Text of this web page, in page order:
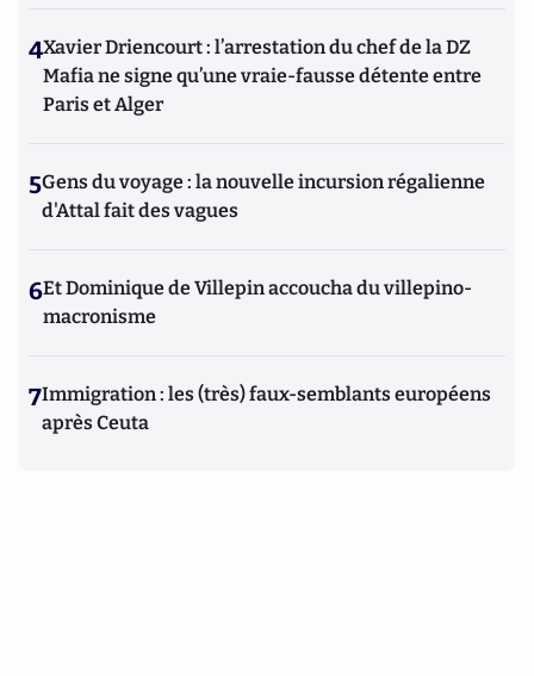
4Xavier Driencourt : l’arrestation du chef de la DZ
Mafia ne signe qu’une vraie-fausse détente entre
Paris et Alger
5Gens du voyage : la nouvelle incursion régalienne
d'Attal fait des vagues
6Et Dominique de Villepin accoucha du villepino-
macronisme
7Immigration : les (très) faux-semblants européens
après Ceuta